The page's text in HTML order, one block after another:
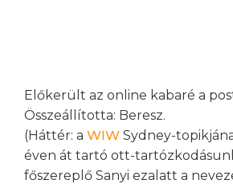
Előkerült az online kabaré a
Összeállította: Beresz.
(Háttér: a WIWSydney-
éven át tartó ott-
főszereplő Sanyi ezalatt a